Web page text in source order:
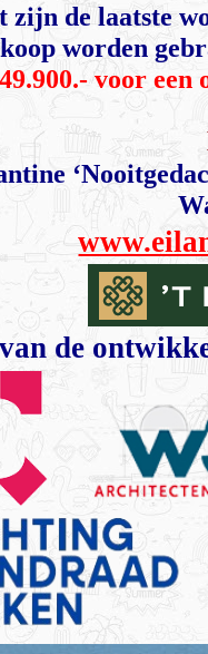
zijn de laatste
worden
voor
de